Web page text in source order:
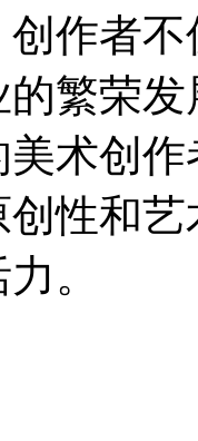
作者
繁荣
术创
性和
。